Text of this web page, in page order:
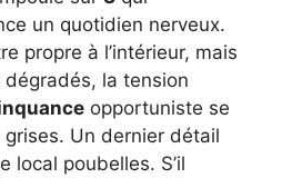
un quotidien nerveux.
propre à l’intérieur, mais
la tension
opportuniste se
Un dernier détail
local poubelles. S’il